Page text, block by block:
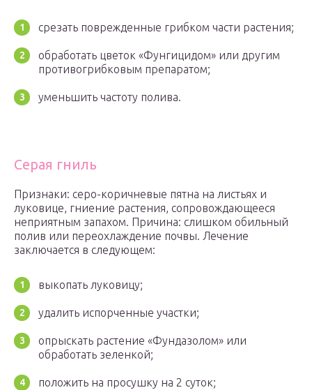
срезать поврежденные грибком части растения;
обработать цветок «Фунгицидом» или другим
противогрибковым препаратом;
уменьшить частоту полива.
Серая гниль
Признаки: серо-коричневые пятна на листьях и
луковице, гниение растения, сопровождающееся
неприятным запахом. Причина: слишком обильный
полив или переохлаждение почвы. Лечение
заключается в следующем:
выкопать луковицу;
удалить испорченные участки;
опрыскать растение «Фундазолом» или
обработать зеленкой;
положить на просушку на 2 суток;